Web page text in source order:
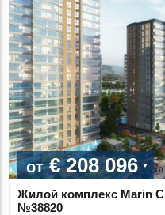
от€ 208 096
Жилой комплекс Marin
№38820